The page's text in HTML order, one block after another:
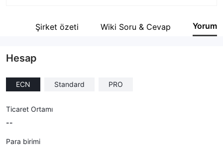
Şirket AdıŞirket özeti Wiki Soru & Cevap Yorum
Hesap
ECN Standard PRO
Ticaret Ortamı
--
Para birimi